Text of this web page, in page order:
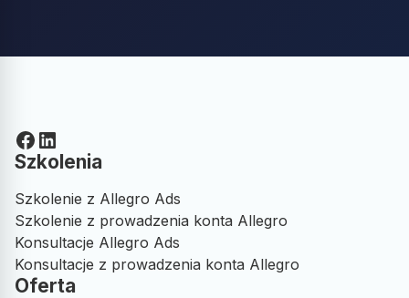
Facebook LinkedIn
Szkolenia
Szkolenie z Allegro Ads
Szkolenie z prowadzenia konta Allegro
Konsultacje Allegro Ads
Konsultacje z prowadzenia konta Allegro
Oferta